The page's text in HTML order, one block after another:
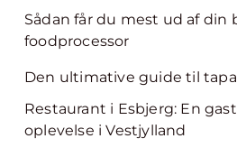
Sådan får du mest ud af din
foodprocessor
Den ultimative guide til
Restaurant i Esbjerg: En
oplevelse i Vestjylland